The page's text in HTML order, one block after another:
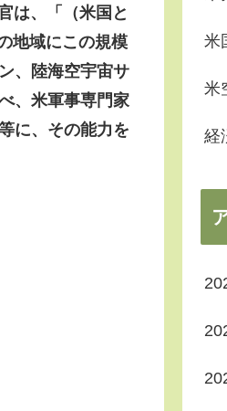
は、「（米国と
地域にこの規模
、陸海空宇宙サ
、米軍事専門家
に、その能力を
米
米
経